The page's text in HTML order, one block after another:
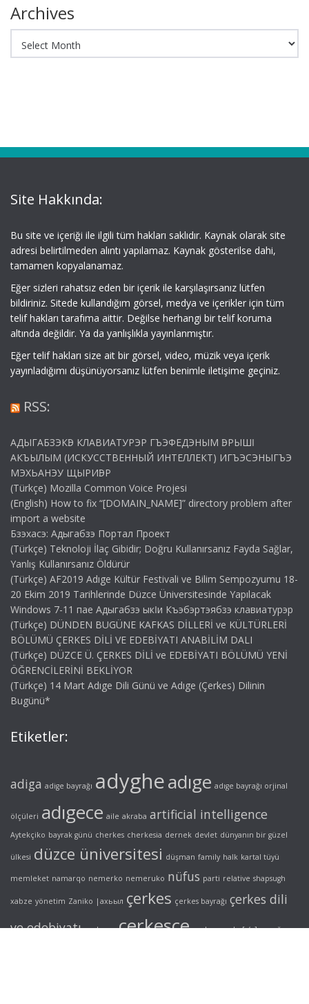
Archives
Site Hakkında:
Bu site ve içeriği ile ilgili tüm hakları saklıdır. Kaynak olarak site
adresi belirtilmeden alıntı yapılamaz. Kaynak gösterilse dahi,
tamamen kopyalanamaz.
Eğer sizleri rahatsız eden bir içerik ile karşılaşırsanız lütfen
bildiriniz. Sitede kullandığım görsel, medya ve içerikler için tüm
telif hakları tarafıma aittir. Değilse herhangi bir telif koruma
altında değildir. Ya da yanlışlıkla yayınlanmıştır.
Eğer telif hakları size ait bir görsel, video, müzik veya içerik
yayınladığımı düşünüyorsanız lütfen benimle iletişime geçiniz.
RSS:
АДЫГАБЗЭКӀЭ КЛАВИАТУРЭР ГЪЭФЕДЭНЫМ ӀЭРЫШӀ
АКЪЫЛЫМ (ИСКУССТВЕННЫЙ ИНТЕЛЛЕКТ) ИГЪЭСЭНЫГЪЭ
МЭХЬАНЭУ ЩЫРИӀЭР
(Türkçe) Mozilla Common Voice Projesi
(English) How to fix “[DOMAIN_NAME]” directory problem after
import a website
Бзэхасэ: Адыгабзэ Портал Проект
(Türkçe) Teknoloji İlaç Gibidir; Doğru Kullanırsanız Fayda Sağlar,
Yanlış Kullanırsanız Öldürür
(Türkçe) AF2019 Adıge Kültür Festivali ve Bilim Sempozyumu 18-
20 Ekim 2019 Tarihlerinde Düzce Üniversitesinde Yapılacak
Windows 7-11 пае Адыгабзэ ыкӏи Къэбэртэябзэ клавиатурэр
(Türkçe) DÜNDEN BUGÜNE KAFKAS DİLLERİ ve KÜLTÜRLERİ
BÖLÜMÜ ÇERKES DİLİ VE EDEBİYATI ANABİLİM DALI
(Türkçe) DÜZCE Ü. ÇERKES DİLİ ve EDEBİYATI BÖLÜMÜ YENİ
ÖĞRENCİLERİNİ BEKLİYOR
(Türkçe) 14 Mart Adıge Dili Günü ve Adıge (Çerkes) Dilinin
Bugünü*
Etiketler:
adiga adige bayrağı adygheadıge adıge bayrağı orjinal
ölçüleri adıgece aile akraba artificial intelligence
Aytekçiko bayrak günü cherkes cherkesia dernek devlet dünyanın bir güzel
ülkesi düzce üniversitesi düşman family halk kartal tüyü
memleket namarqo nemerko nemeruko nüfus parti relative shapsugh
xabze yönetim Zaniko |ахьыл çerkes çerkes bayrağı çerkes dili
ve edebiyatı çerkesya çerkesçe çerkez çerke[s/z] şapsığ